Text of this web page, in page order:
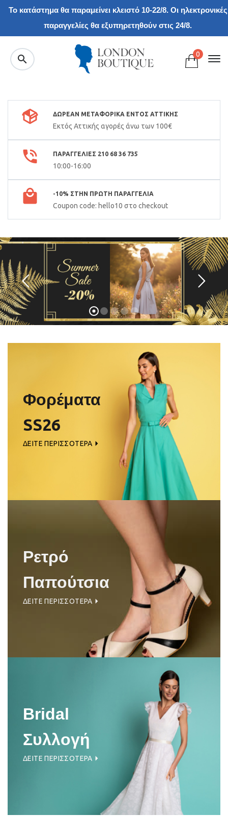
Το κατάστημα θα παραμείνει κλειστό 10-22/8. Οι ηλεκτρονικές
παραγγελίες θα εξυπηρετηθούν στις 24/8.
0
ΔΩΡΕΑΝ ΜΕΤΑΦΟΡΙΚΑ ΕΝΤΟΣ ΑΤΤΙΚΗΣ
Εκτός Αττικής αγορές άνω των 100€
ΠΑΡΑΓΓΕΛΙΕΣ 210 68 36 735
10:00-16:00
-10% ΣΤΗΝ ΠΡΏΤΗ ΠΑΡΑΓΓΕΛΊΑ
Coupon code: hello10 στο checkout
Φορέματα
SS26
ΔΕΙΤΕ ΠΕΡΙΣΣΟΤΕΡΑ
Ρετρό
Παπούτσια
ΔΕΙΤΕ ΠΕΡΙΣΣΟΤΕΡΑ
Bridal
Συλλογή
ΔΕΙΤΕ ΠΕΡΙΣΣΟΤΕΡΑ